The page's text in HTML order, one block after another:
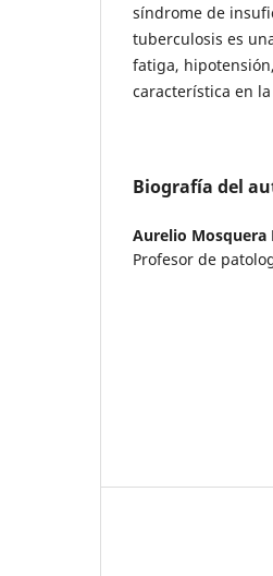
síndrome de
tuberculosis es
fatiga,
característica en
Biografía del
Aurelio Mosquera
Profesor de